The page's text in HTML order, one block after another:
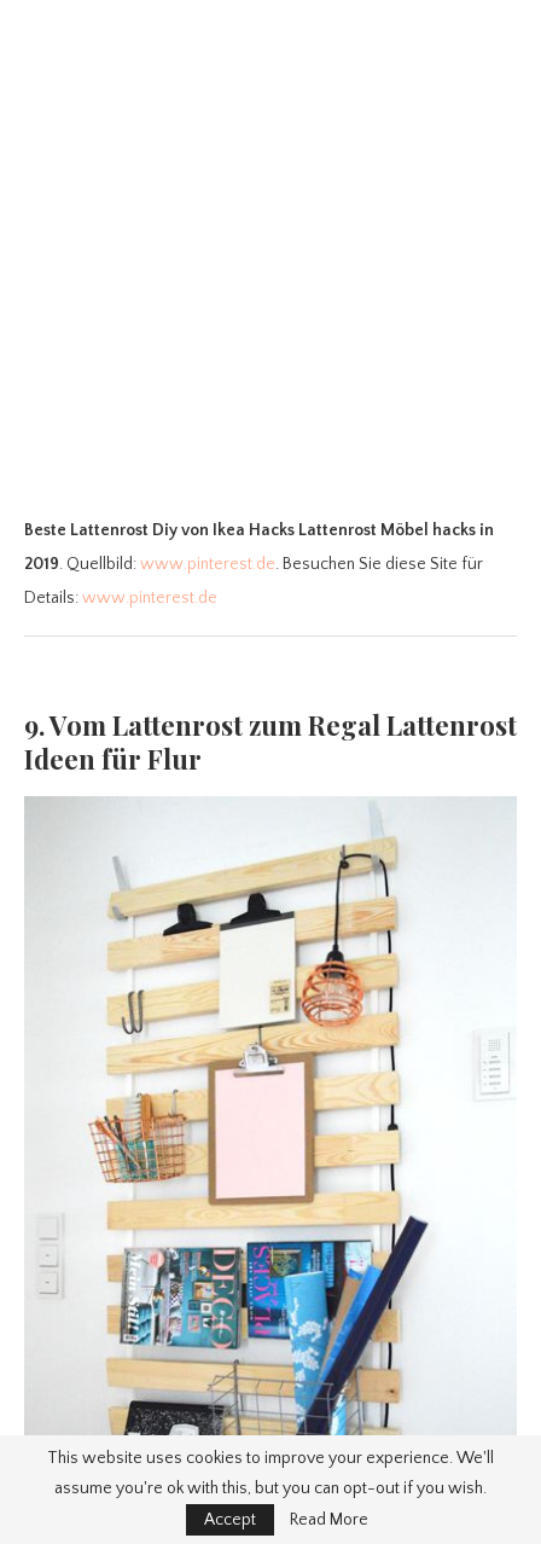
Beste Lattenrost Diyvon Ikea Hacks Lattenrost Möbel hacks in
2019. Quellbild:www.pinterest.de. Besuchen Sie diese Site für
Details:www.pinterest.de
9. Vom Lattenrost zum Regal Lattenrost
Ideen für Flur
This website uses cookies to improve your experience. We'll
assume you're ok with this, but you can opt-out if you wish.
Accept
Read More